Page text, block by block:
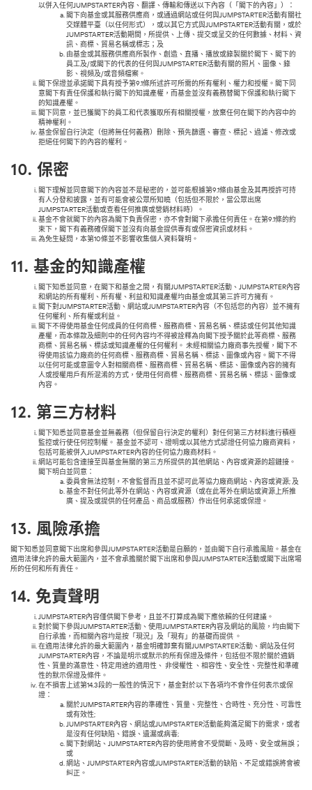
以併入任何JUMPSTARTER內容、翻譯、傳輸和傳送以下內容（「閣下的內容」）：
閣下向基金或其服務供應商，或通過網站或任何與JUMPSTARTER活動有關社
交媒體平臺（以任何形式），或以其它方式與JUMPSTARTER活動有關，或於
JUMPSTARTER活動期間，所提供、上傳、提交或呈交的任何數據、材料、資
訊、商標、貿易名稱或標志；及
由基金或其服務供應商所製作、創造、直播、播放或錄製關於閣下、閣下的
員工及/或閣下的代表的任何與JUMPSTARTER活動有關的照片、圖像、錄
影、視頻及/或音頻檔案。
閣下保證並承諾閣下具有授予第9.1條所述許可所需的所有權利、權力和授權。閣下同
意閣下有責任保護和執行閣下的知識產權，而基金並沒有義務替閣下保護和執行閣下
的知識產權。
閣下同意，並已獲閣下的員工和代表獲取所有相關授權，放棄任何在閣下的內容中的
精神權利。
基金保留自行決定（但將無任何義務）刪除、預先篩選、審查、標記、過濾、修改或
拒絕任何閣下的內容的權利。
10. 保密
閣下理解並同意閣下的內容並不是秘密的，並可能根據第9.1條由基金及其再授許可持
有人分發和披露，並有可能會被公眾所知曉（包括但不限於，當公眾出席
JUMPSTARTER活動或查看任何推廣或營銷材料時）。
基金不會就閣下的內容為閣下負責保密，亦不會對閣下承擔任何責任。在第9.1條的約
束下，閣下有義務確保閣下並沒有向基金提供專有或保密資訊或材料。
為免生疑問，本第10條並不影響收集個人資料聲明。
11. 基金的知識產權
閣下知悉並同意，在閣下和基金之間，有關JUMPSTARTER活動、JUMPSTARTER內容
和網站的所有權利、所有權、利益和知識產權均由基金或其第三許可方擁有。
閣下對JUMPSTARTER活動、網站或JUMPSTARTER內容（不包括您的內容）並不擁有
任何權利、所有權或利益。
閣下不得使用基金任何成員的任何商標、服務商標、貿易名稱、標誌或任何其他知識
產權，而本條款及細則中的任何內容均不得被詮釋為向閣下授予關於此等商標、服務
商標、貿易名稱、標誌或知識產權的任何權利。 未經相關協力廠商事先授權，閣下不
得使用該協力廠商的任何商標、服務商標、貿易名稱、標誌、圖像或內容。閣下不得
以任何可能或意圖令人對相關商標、服務商標、貿易名稱、標誌、圖像或內容的擁有
人或授權用戶有所混淆的方式，使用任何商標、服務商標、貿易名稱、標誌、圖像或
內容。
12. 第三方材料
閣下知悉並同意基金並無義務（但保留自行決定的權利）對任何第三方材料進行積極
監控或行使任何控制權。 基金並不認可、證明或以其他方式認證任何協力廠商資料，
包括可能被併入JUMPSTARTER內容的任何協力廠商材料。
網站可能包含連接至與基金無關的第三方所提供的其他網站、內容或資源的超鏈接。
閣下明白並同意：
委員會無法控制，不會監督而且並不認可此等協力廠商網站、內容或資源; 及
基金不對任何此等外在網站、內容或資源（或在此等外在網站或資源上所推
廣、提及或提供的任何產品、商品或服務）作出任何承諾或保證。
13. 風險承擔
閣下知悉並同意閣下出席和參與JUMPSTARTER活動是自願的，並由閣下自行承擔風險。基金在
適用法律允許的最大範圍內，並不會承擔關於閣下出席和參與JUMPSTARTER活動或閣下出席場
所的任何和所有責任。
14. 免責聲明
JUMPSTARTER內容僅供閣下參考，且並不打算成為閣下應依賴的任何建議。
對於閣下參與JUMPSTARTER活動、使用JUMPSTARTER內容及網站的風險，均由閣下
自行承擔，而相關內容均是按「現況」及「現有」的基礎而提供 。
在適用法律允許的最大範圍內，基金明確卸棄有關JUMPSTARTER活動、網站及任何
JUMPSTARTER內容，不論是明示或默示的所有保證及條件，包括但不限於關於適銷
性、質量的滿意性、特定用途的適用性、 非侵權性 、相容性、安全性、完整性和準確
性的默示保證及條件。
在不損害上述第14.3段的一般性的情況下，基金對於以下各項均不會作任何表示或保
證：
關於JUMPSTARTER內容的準確性、質量、完整性、合時性、充分性、可靠性
或有效性;
JUMPSTARTER內容、網站或JUMPSTARTER活動能夠滿足閣下的需求，或者
是沒有任何缺陷、錯誤、遺漏或病毒;
閣下對網站、JUMPSTARTER內容的使用將會不受間斷、及時、安全或無誤；
或
網站、JUMPSTARTER內容或JUMPSTARTER活動的缺陷、不足或錯誤將會被
糾正。